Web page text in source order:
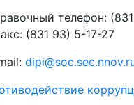
телефон:
(831 93) 5-17-27